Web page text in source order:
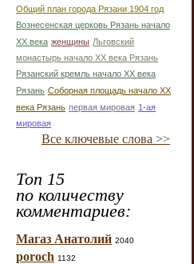
Общий план города Рязани 1904 год
Вознесенская церковь Рязань начало
ХХ века женщины Льговский
монастырь начало ХХ века Рязань
Рязанский кремль начало ХХ века
Рязань Соборная площадь начало ХХ
века Рязань первая мировая 1-ая
мировая
Все ключевые слова >>
Топ 15
по количеству
комментариев:
Магаз Анатолий 2040
poroch 1132